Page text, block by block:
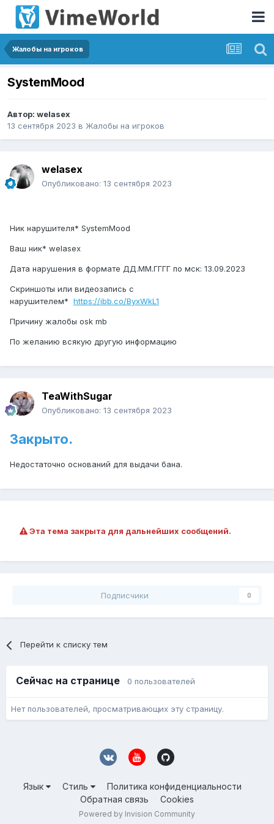
Жалобы на игроков
SystemMood
Автор: welasex
13 сентября 2023 в Жалобы на игроков
welasex
Опубликовано: 13 сентября 2023
Ник нарушителя* SystemMood
Ваш ник* welasex
Дата нарушения в формате ДД.ММ.ГГГГ по мск: 13.09.2023
Скриншоты или видеозапись с
нарушителем* https://ibb.co/ByxWkL1
Причину жалобы osk mb
По желанию всякую другую информацию
TeaWithSugar
Опубликовано: 13 сентября 2023
Закрыто.
Недостаточно оснований для выдачи бана.
Эта тема закрыта для дальнейших сообщений.
Подписчики 0
Перейти к списку тем
Сейчас на странице 0 пользователей
Нет пользователей, просматривающих эту страницу.
Язык Стиль
Политика конфиденциальности
Обратная связь
Cookies
Powered by Invision Community